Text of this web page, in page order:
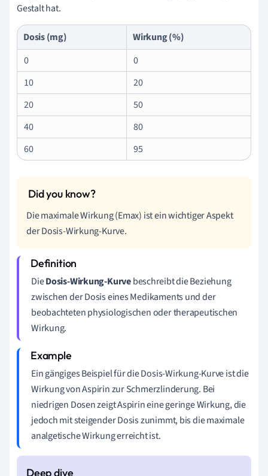
Gestalt hat.
Dosis (mg)
Wirkung (%)
0
0
10
20
20
50
40
80
60
95
Die maximale Wirkung (Emax) ist ein wichtiger Aspekt
der Dosis-Wirkung-Kurve.
DieDosis-Wirkung-Kurvebeschreibt die Beziehung
zwischen der Dosis eines Medikaments und der
beobachteten physiologischen oder therapeutischen
Wirkung.
Ein gängiges Beispiel für die Dosis-Wirkung-Kurve ist die
Wirkung von Aspirin zur Schmerzlinderung. Bei
niedrigen Dosen zeigt Aspirin eine geringe Wirkung, die
jedoch mit steigender Dosis zunimmt, bis die maximale
analgetische Wirkung erreicht ist.